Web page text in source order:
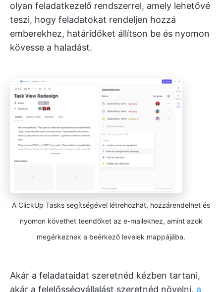
olyan feladatkezelő rendszerrel, amely lehetővé
teszi, hogy feladatokat rendeljen hozzá
emberekhez, határidőket állítson be és nyomon
kövesse a haladást.
A ClickUp Tasks segítségével létrehozhat, hozzárendelhet és
nyomon követhet teendőket az e-mailekhez, amint azok
megérkeznek a beérkező levelek mappájába.
Akár a feladataidat szeretnéd kézben tartani,
akár a felelősségvállalást szeretnéd növelni, a